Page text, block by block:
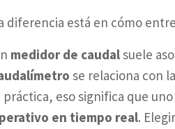
diferencia está en cómo
medidor de caudalsuele
se relaciona con la
práctica, eso significa que
en tiempo real.